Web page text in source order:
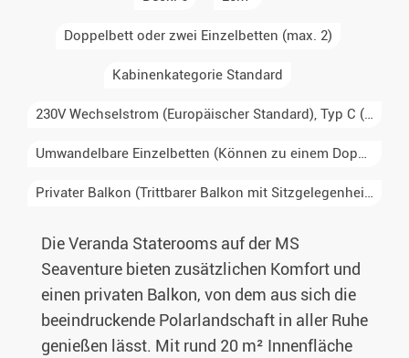
Doppelbett oder zwei Einzelbetten (max. 2)
Kabinenkategorie Standard
230V Wechselstrom (Europäischer Standard), Typ C (Runder Zweipolstecker, Europa, Südamerika), Typ E/F (Schuko, zwei runde Pole mit Erdung, Deutschland, Frankreich, Skandinavien)
Umwandelbare Einzelbetten (Können zu einem Doppelbett kombiniert werden)
Privater Balkon (Trittbarer Balkon mit Sitzgelegenheit, nur für diese Kabine zugänglich)
Die Veranda Staterooms auf der MS
Seaventure bieten zusätzlichen Komfort und
einen privaten Balkon, von dem aus sich die
beeindruckende Polarlandschaft in aller Ruhe
genießen lässt. Mit rund 20 m² Innenfläche